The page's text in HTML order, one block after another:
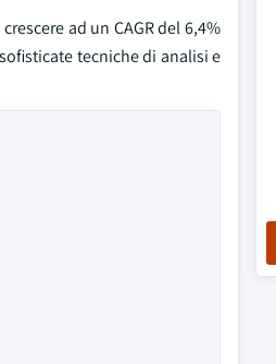
ad un CAGR del 6,4%
tecniche di analisi e